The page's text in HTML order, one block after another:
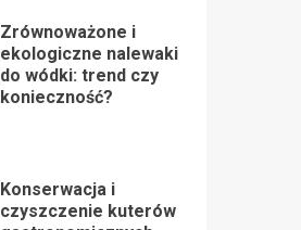
Zrównoważone i
ekologiczne nalewaki
do wódki: trend czy
konieczność?
Konserwacja i
czyszczenie kuterów